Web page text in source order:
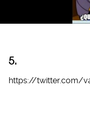
5.
https://twitter.com/